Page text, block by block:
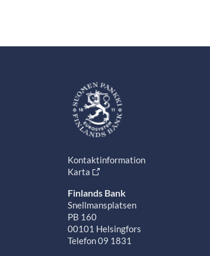
Kontaktinformation
Karta
Finlands Bank
Snellmansplatsen
PB 160
00101 Helsingfors
Telefon 09 1831